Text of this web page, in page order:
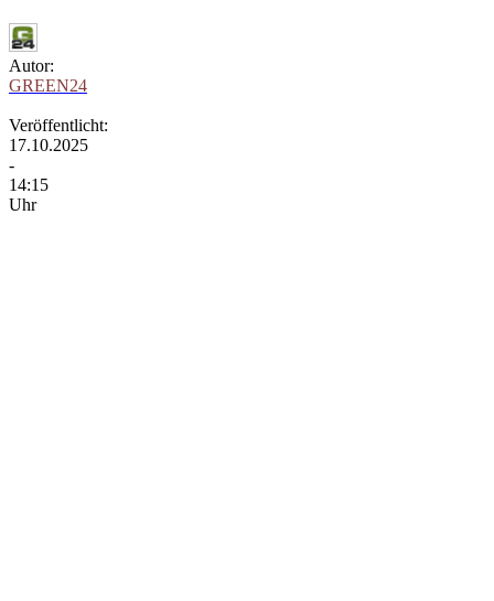
Autor:
GREEN24
Veröffentlicht:
17.10.2025
-
14:15
Uhr